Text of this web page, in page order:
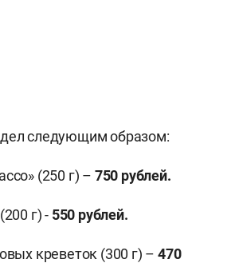
следующим образом:
(250 г) – 750 рублей.
г) - 550 рублей.
креветок (300 г) – 470